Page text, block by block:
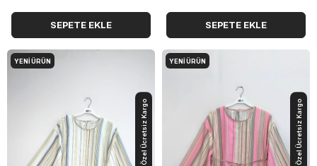
SEPETE EKLE SEPETE EKLE
YENI ÜRÜN
App'e Özel Ücretsiz Kargo
YENI ÜRÜN
App'e Özel Ücretsiz Kargo